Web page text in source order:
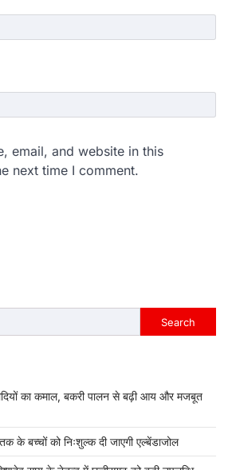
email, and website in this
next time I comment.
Search
का कमाल, बकरी पालन से बढ़ी आय और मजबूत
के बच्चों को निःशुल्क दी जाएगी एल्बेंडाजोल